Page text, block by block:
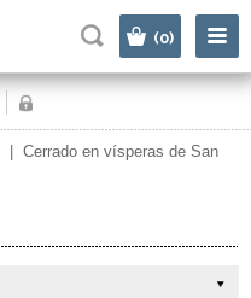
(0)
Cerrado en vísperas de San